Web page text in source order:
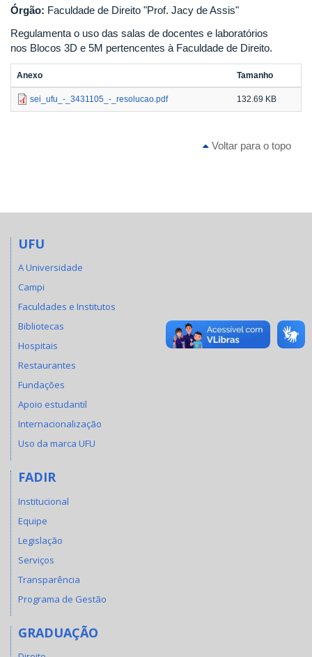
Órgão: Faculdade de Direito "Prof. Jacy de Assis"
Regulamenta o uso das salas de docentes e laboratórios
nos Blocos 3D e 5M pertencentes à Faculdade de Direito.
Anexo Tamanho
sei_ufu_-_3431105_-_resolucao.pdf 132.69 KB
Voltar para o topo
UFU
A Universidade
Campi
Faculdades e Institutos
Bibliotecas
Hospitais
Restaurantes
Fundações
Apoio estudantil
Internacionalização
Uso da marca UFU
FADIR
Institucional
Equipe
Legislação
Serviços
Transparência
Programa de Gestão
GRADUAÇÃO